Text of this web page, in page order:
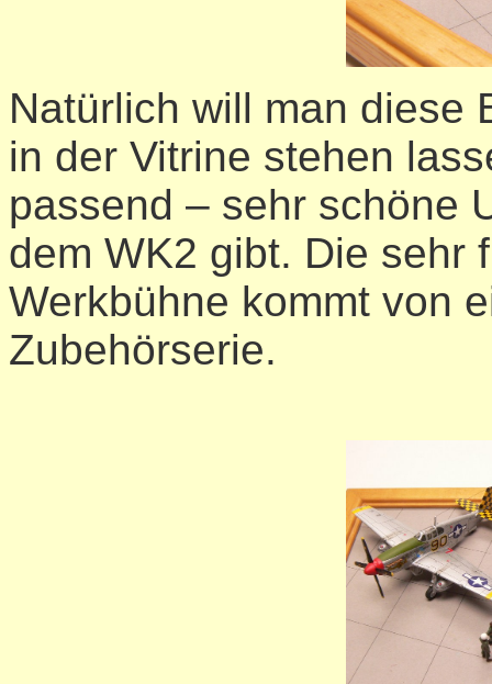
Natürlich will man diese
in der Vitrine stehen
passend – sehr schöne
dem WK2 gibt. Die sehr
Werkbühne kommt von
Zubehörserie.